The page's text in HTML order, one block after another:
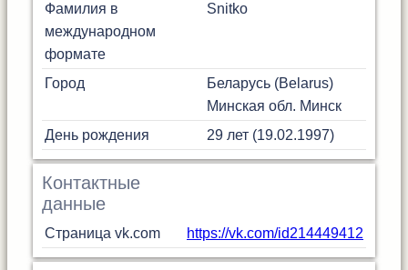
Фамилия в
международном
формате
Snitko
Город
Беларусь (Belarus)
Минская обл. Минск
День рождения
29 лет (19.02.1997)
Контактные
данные
Страница vk.com https://vk.com/id214449412